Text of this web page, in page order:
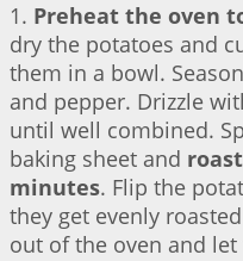
1. Preheat the oven to
dry the potatoes and
them in a bowl.
and pepper. Drizzle
until well combined.
baking sheet and
minutes. Flip the
they get evenly
out of the oven and